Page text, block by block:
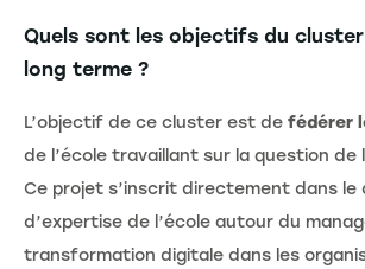
Quels sont les objectifs du
long terme ?
L’objectif de ce cluster est de fédérer
de l’école travaillant sur la question de
Ce projet s’inscrit directement dans le
d’expertise de l’école autour du
transformation digitale dans les